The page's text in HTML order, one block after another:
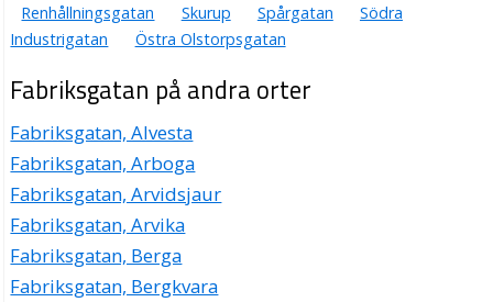
Renhållningsgatan
Skurup Spårgatan
Södra
Industrigatan
Östra Olstorpsgatan
Fabriksgatan på andra orter
Fabriksgatan, Alvesta
Fabriksgatan, Arboga
Fabriksgatan, Arvidsjaur
Fabriksgatan, Arvika
Fabriksgatan, Berga
Fabriksgatan, Bergkvara